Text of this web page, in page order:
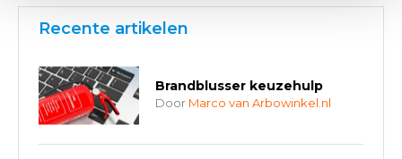
Recente artikelen
Brandblusser keuzehulp
Door Marco van Arbowinkel.nl